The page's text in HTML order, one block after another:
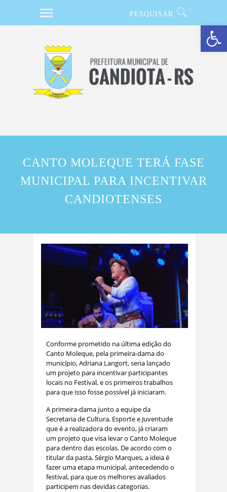
Barra de Ferramentas Aberta
CANTO MOLEQUE TERÁ FASE
MUNICIPAL PARA INCENTIVAR
CANDIOTENSES
Conforme prometido na última edição do
Canto Moleque, pela primeira-dama do
município, Adriana Langort, seria lançado
um projeto para incentivar participantes
locais no Festival, e os primeiros trabalhos
para que isso fosse possível já iniciaram.
A primeira-dama junto a equipe da
Secretaria de Cultura, Esporte e Juventude
que é a realizadora do evento, já criaram
um projeto que visa levar o Canto Moleque
para dentro das escolas. De acordo com o
titular da pasta, Sérgio Marques, a ideia é
fazer uma etapa municipal, antecedendo o
festival, para que os melhores avaliados
participem nas devidas categorias.